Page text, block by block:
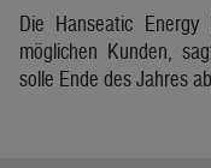
Die Hanseatic
möglichen Kunden,
solle Ende des Jahres